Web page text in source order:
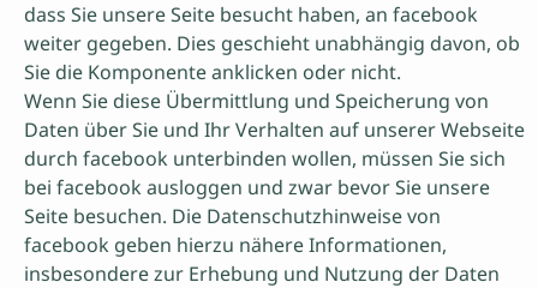
dass Sie unsere Seite besucht haben, an facebook
weiter gegeben. Dies geschieht unabhängig davon, ob
Sie die Komponente anklicken oder nicht.
Wenn Sie diese Übermittlung und Speicherung von
Daten über Sie und Ihr Verhalten auf unserer Webseite
durch facebook unterbinden wollen, müssen Sie sich
bei facebook ausloggen und zwar bevor Sie unsere
Seite besuchen. Die Datenschutzhinweise von
facebook geben hierzu nähere Informationen,
insbesondere zur Erhebung und Nutzung der Daten